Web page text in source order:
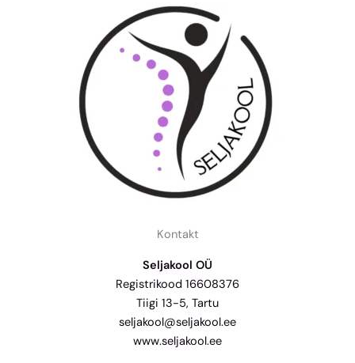
Kontakt
Seljakool OÜ
Registrikood 16608376
Tiigi 13-5, Tartu
seljakool@seljakool.ee
www.seljakool.ee